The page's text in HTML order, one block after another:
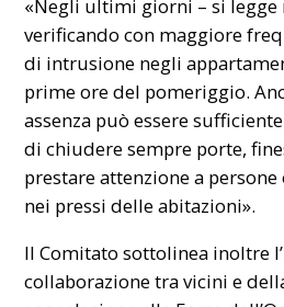
«Negli ultimi giorni – si legge
verificando con maggiore
di intrusione negli
prime ore del pomeriggio.
assenza può essere
di chiudere sempre porte,
prestare attenzione a
nei pressi delle abitazioni».
Il Comitato sottolinea inoltre
collaborazione tra vicini e